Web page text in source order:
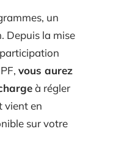
un
Depuis la mise
vous aurez
à régler
vient en
sur votre